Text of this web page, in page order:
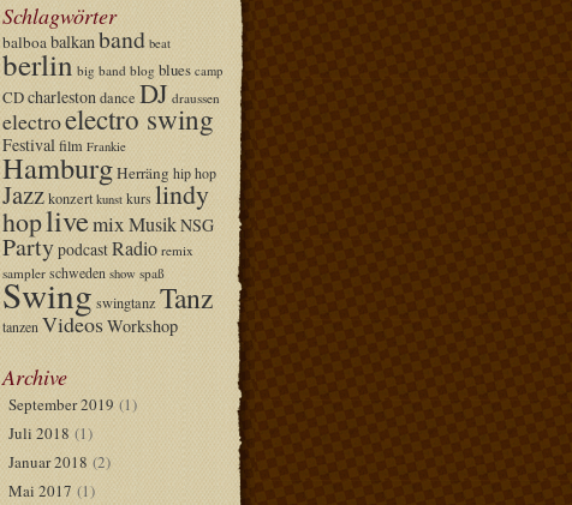
Schlagwörter
balboabalkanband beat
berlin big band blog blues camp
CDcharleston dance DJ draussen
electroelectro swing
Festival film Frankie
HamburgHerräng hip hop
Jazz konzert kunst kurs lindy
hoplivemixMusikNSG
PartypodcastRadio remix
sampler schweden show spaß
Swing swingtanzTanz
tanzenVideosWorkshop
Archive
September 2019(1)
Juli 2018(1)
Januar 2018 (2)
Mai 2017 (1)